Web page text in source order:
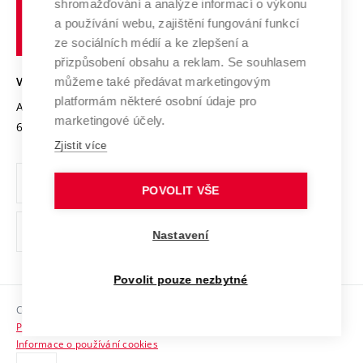
Transfer znalostí
Open Science
Projekty
Projekty ze strukturálních fondů
Specifický výzkum
Služby univerzity
Mezinárodní dohody
Univerzitní sítě
Udržitelná univerzita
Podnikavá univerzita / ContriBUTe
Bezpečná univerzita
Vyznamenání
Organizační struktura
Ochrana osobních údajů
odkaz)
Sociální bezpečí
HR Award
učení
technické
VYSOKÉ UČENÍ TECHNICKÉ V BRNĚ
Antonínská 548/1
602 00 Brno
www.vut.cz
vut@vutbr.cz
Copyright © 2026 VUT
Prohlášení o přístupnosti
Informace o používání cookies
shromažďování a analýze informací o výkonu
a používání webu, zajištění fungování funkcí
ze sociálních médií a ke zlepšení a
přizpůsobení obsahu a reklam. Se souhlasem
můžeme také předávat marketingovým
platformám některé osobní údaje pro
marketingové účely.
Zjistit více
POVOLIT VŠE
Nastavení
Povolit pouze nezbytné